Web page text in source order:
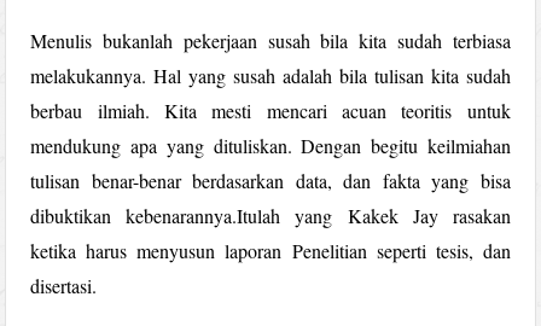
Menulis bukanlah pekerjaan susah bila kita sudah terbiasa
melakukannya. Hal yang susah adalah bila tulisan kita sudah
berbau ilmiah. Kita mesti mencari acuan teoritis untuk
mendukung apa yang dituliskan. Dengan begitu keilmiahan
tulisan benar-benar berdasarkan data, dan fakta yang bisa
dibuktikan kebenarannya.Itulah yang Kakek Jay rasakan
ketika harus menyusun laporan Penelitian seperti tesis, dan
disertasi.